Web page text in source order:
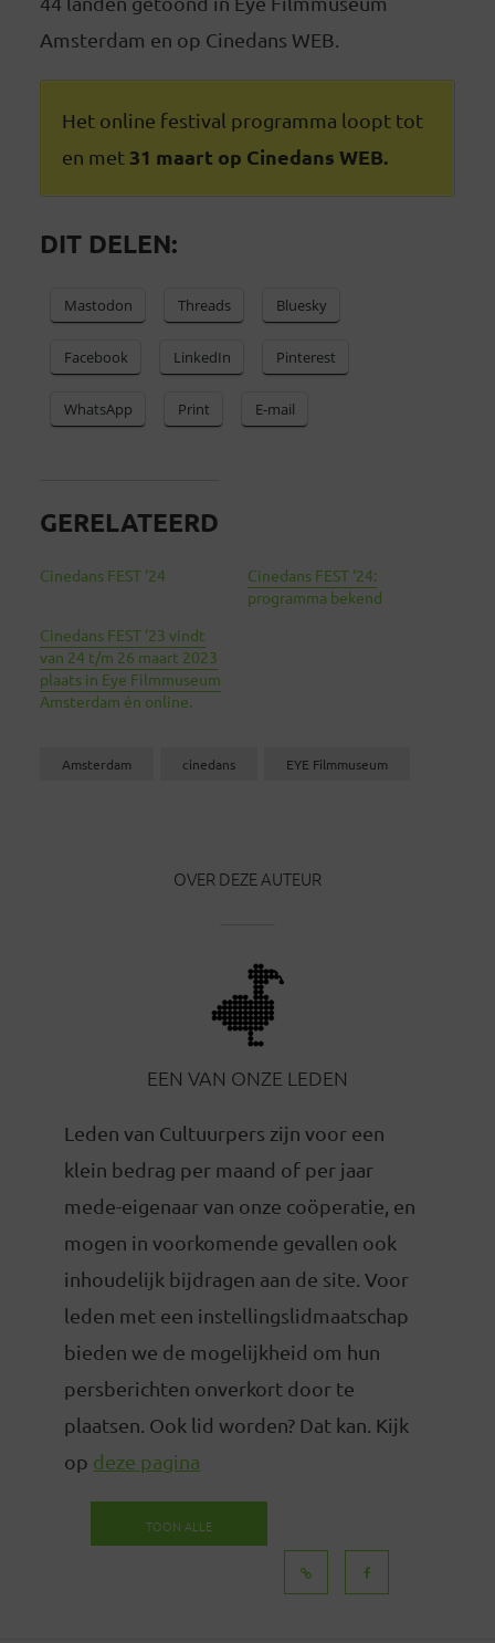
Amsterdam en op Cinedans WEB.
Het online festival programma loopt tot
en met31 maart op Cinedans WEB.
DIT DELEN:
Mastodon Threads Bluesky
Facebook LinkedIn Pinterest
WhatsApp Print E-mail
GERELATEERD
Cinedans FEST ‘24
Cinedans FEST ‘24:
programma bekend
Cinedans FEST ’23 vindt
van 24 t/m 26 maart 2023
plaats in Eye Filmmuseum
Amsterdam én online.
Amsterdam cinedans EYE Filmmuseum
OVER DEZE AUTEUR
EEN VAN ONZE LEDEN
Leden van Cultuurpers zijn voor een
klein bedrag per maand of per jaar
mede-eigenaar van onze coöperatie, en
mogen in voorkomende gevallen ook
inhoudelijk bijdragen aan de site. Voor
leden met een instellingslidmaatschap
bieden we de mogelijkheid om hun
persberichten onverkort door te
plaatsen. Ook lid worden? Dat kan. Kijk
op deze pagina
TOON ALLE